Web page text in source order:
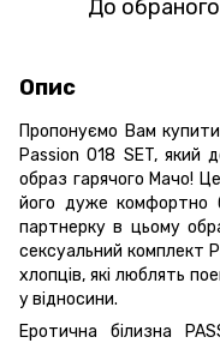
До обраного
Опис
Пропонуємо Вам
Passion 018 SET, який
образ гарячого Мачо!
його дуже комфортно
партнерку в цьому
сексуальний комплект
хлопців, які люблять
у відносини.
Еротична білизна